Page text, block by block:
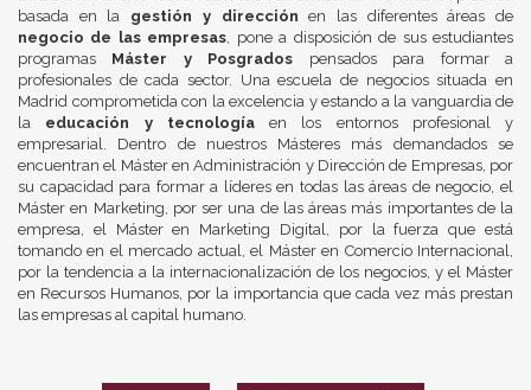
basada en la gestión y dirección en las diferentes áreas de
negocio de las empresas, pone a disposición de sus estudiantes
programas Máster y Posgrados pensados para formar a
profesionales de cada sector. Una escuela de negocios situada en
Madrid comprometida con la excelencia y estando a la vanguardia de
la educación y tecnologíaen los entornos profesional y
empresarial. Dentro de nuestros Másteres más demandados se
encuentran el Máster en Administración y Dirección de Empresas, por
su capacidad para formar a líderes en todas las áreas de negocio, el
Máster en Marketing, por ser una de las áreas más importantes de la
empresa, el Máster en Marketing Digital, por la fuerza que está
tomando en el mercado actual, el Máster en Comercio Internacional,
por la tendencia a la internacionalización de los negocios, y el Máster
en Recursos Humanos, por la importancia que cada vez más prestan
las empresas al capital humano.